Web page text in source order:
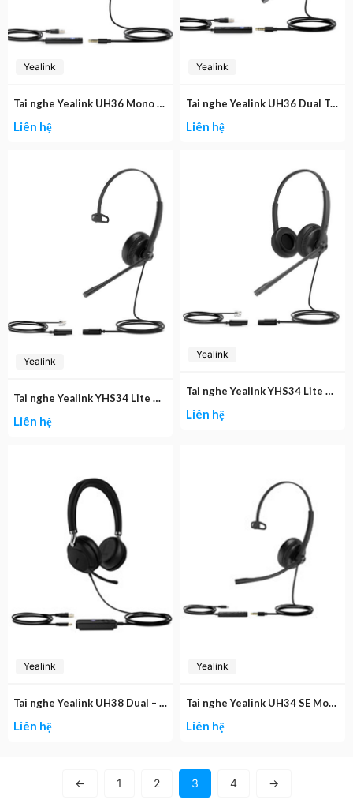
Yealink
Tai nghe Yealink UH36 Mono Teams
Liên hệ
Yealink
Tai nghe Yealink UH36 Dual Teams
Liên hệ
Yealink
Tai nghe Yealink YHS34 Lite Mono
Liên hệ
Yealink
Tai nghe Yealink YHS34 Lite Dual
Liên hệ
Yealink
Tai nghe Yealink UH38 Dual – BAT
Liên hệ
Yealink
Tai nghe Yealink UH34 SE Mono USB-C
Liên hệ
← 1 2 3 4 →